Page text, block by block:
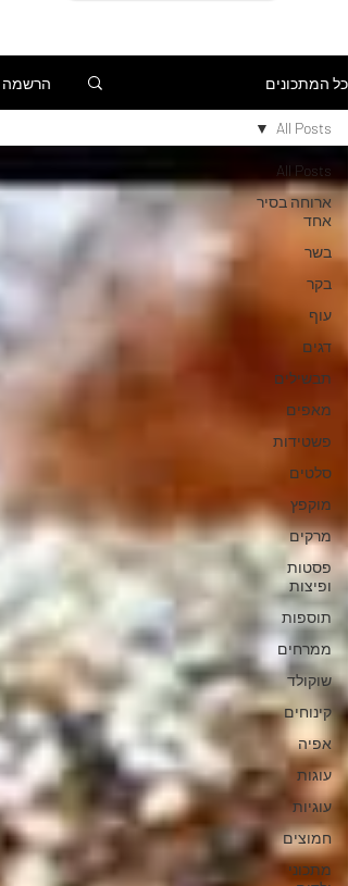
כל המתכונים הרשמה
All Posts
ארוחה בסיר
אחד
בשר
בקר
עוף
דגים
תבשילים
מאפים
פשטידות
סלטים
מוקפץ
מרקים
פסטות
ופיצות
תוספות
ממרחים
שוקולד
קינוחים
אפיה
עוגות
עוגיות
חמוצים
מתכוני
All Posts